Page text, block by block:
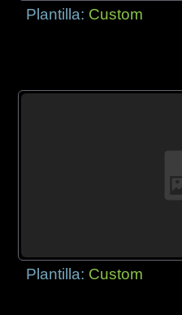
Plantilla: Custom
Plantilla: Custom